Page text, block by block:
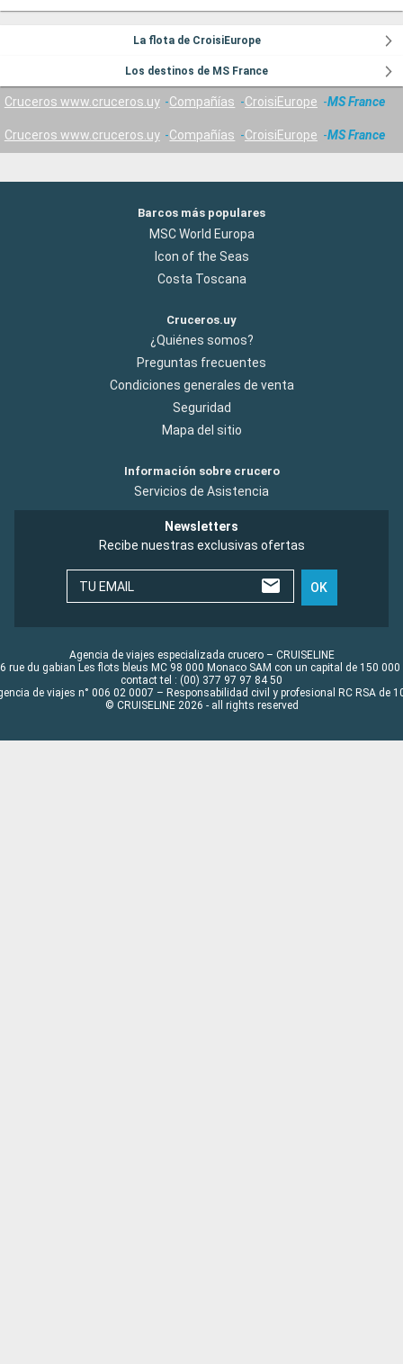
La flota de CroisiEurope
Los destinos de MS France
Cruceros www.cruceros.uy Compañías CroisiEurope MS France
Cruceros www.cruceros.uy Compañías CroisiEurope MS France
Barcos más populares
MSC World Europa
Icon of the Seas
Costa Toscana
Cruceros.uy
¿Quiénes somos?
Preguntas frecuentes
Condiciones generales de venta
Seguridad
Mapa del sitio
Información sobre crucero
Servicios de Asistencia
Newsletters
Recibe nuestras exclusivas ofertas
TU EMAIL OK
Agencia de viajes especializada crucero – CRUISELINE
rue du gabian Les flots bleus MC 98 000 Monaco SAM con un capital de 150 000
contact tel : (00) 377 97 97 84 50
de viajes n° 006 02 0007 – Responsabilidad civil y profesional RC RSA de
© CRUISELINE 2026 - all rights reserved